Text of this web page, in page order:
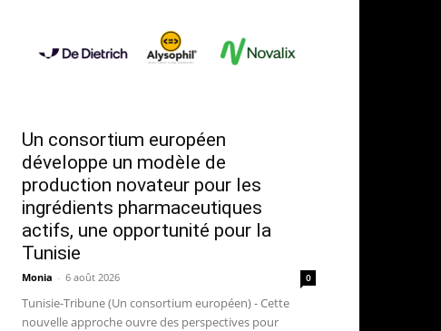
Un consortium européen
développe un modèle de
production novateur pour les
ingrédients pharmaceutiques
actifs, une opportunité pour la
Tunisie
Monia - 6 août 2026 0
Tunisie-Tribune (Un consortium européen) - Cette
nouvelle approche ouvre des perspectives pour